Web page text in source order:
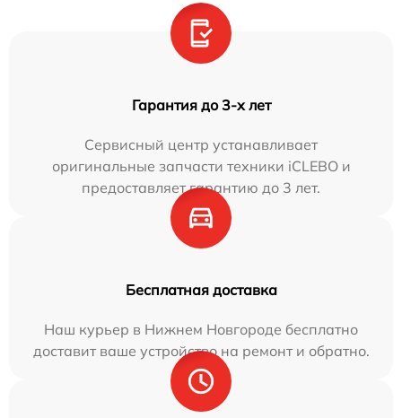
Гарантия до 3-х лет
Сервисный центр устанавливает
оригинальные запчасти техники iCLEBO и
предоставляет гарантию до 3 лет.
Бесплатная доставка
Наш курьер в Нижнем Новгороде бесплатно
доставит ваше устройство на ремонт и обратно.